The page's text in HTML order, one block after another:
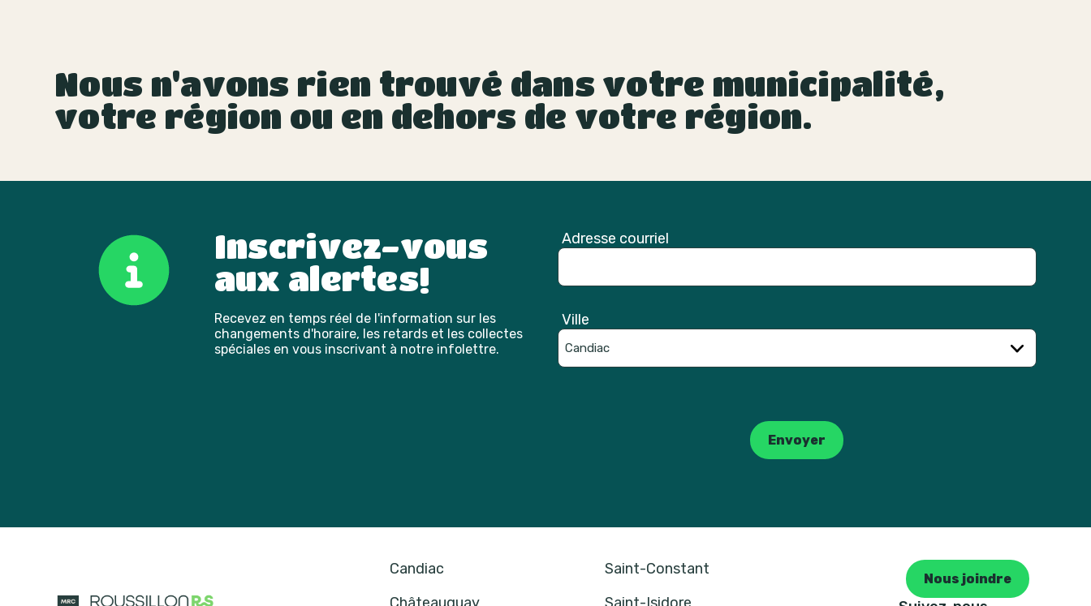
Nous n'avons rien trouvé dans votre municipalité,
votre région ou en dehors de votre région.
Inscrivez-vous
aux alertes!
Recevez en temps réel de l'information sur les
changements d'horaire, les retards et les collectes
spéciales en vous inscrivant à notre infolettre.
Adresse courriel
Ville
Envoyer
Candiac
Saint-Constant
Nous joindre